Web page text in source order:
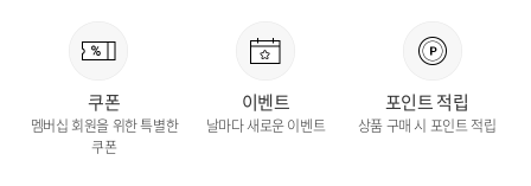
쿠폰
멤버십 회원을 위한 특별한
쿠폰
이벤트
날마다 새로운 이벤트
포인트 적립
상품 구매 시 포인트 적립